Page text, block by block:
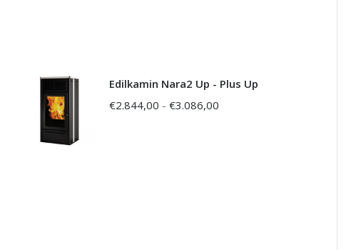
Edilkamin Nara2 Up - Plus Up
€2.844,00 - €3.086,00Prijsklasse: